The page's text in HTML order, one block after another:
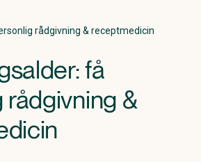
rådgivning & receptmedicin
få
rådgivning &